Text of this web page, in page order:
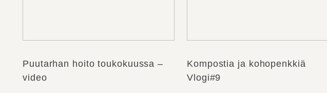
Puutarhan hoito toukokuussa –
video
Kompostia ja kohopenkkiä
Vlogi#9